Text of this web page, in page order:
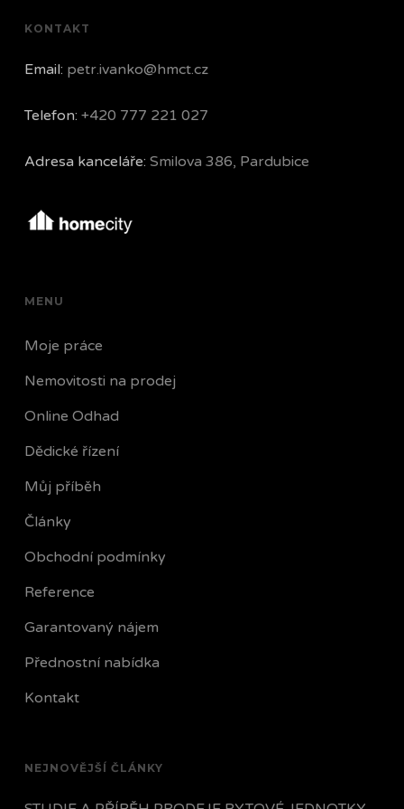
KONTAKT
Email: petr.ivanko@hmct.cz
Telefon: +420 777 221 027
Adresa kanceláře: Smilova 386, Pardubice
MENU
Moje práce
Nemovitosti na prodej
Online Odhad
Dědické řízení
Můj příběh
Články
Obchodní podmínky
Reference
Garantovaný nájem
Přednostní nabídka
Kontakt
NEJNOVĚJŠÍ ČLÁNKY